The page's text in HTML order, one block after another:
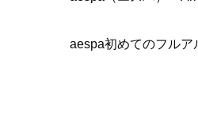
aespa初めてのフルア